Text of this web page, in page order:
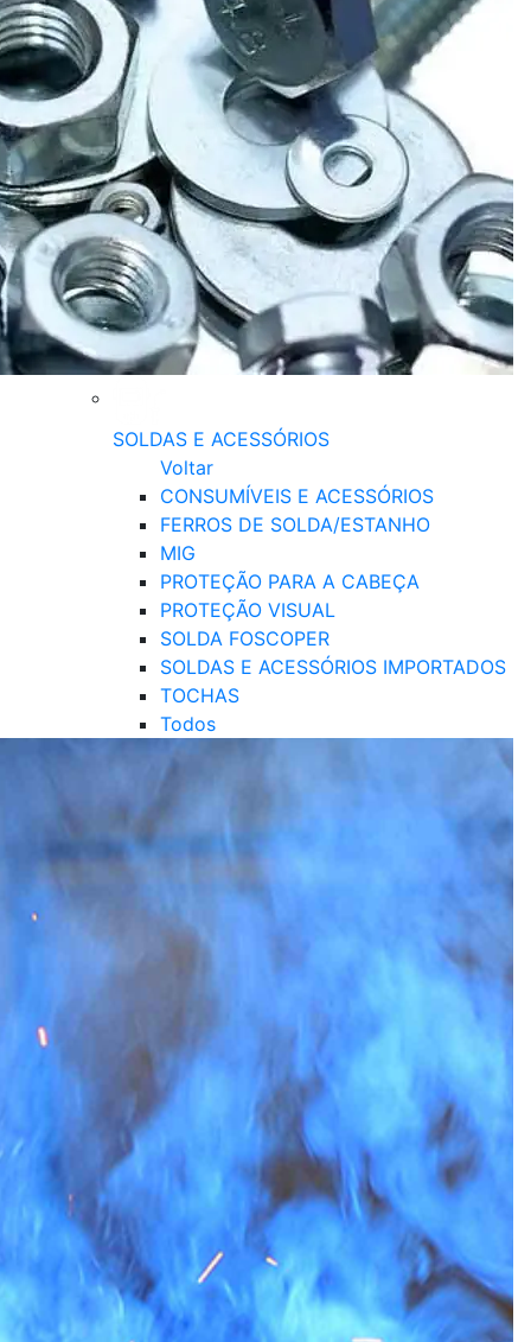
SOLDAS E ACESSÓRIOS
Voltar
CONSUMÍVEIS E ACESSÓRIOS
FERROS DE SOLDA/ESTANHO
MIG
PROTEÇÃO PARA A CABEÇA
PROTEÇÃO VISUAL
SOLDA FOSCOPER
SOLDAS E ACESSÓRIOS IMPORTADOS
TOCHAS
Todos